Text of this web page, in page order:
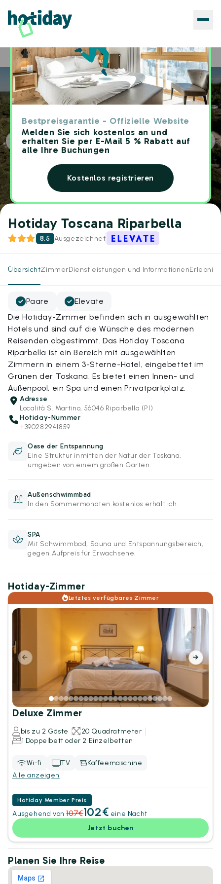
Bestpreisgarantie - Offizielle Website
Melden Sie sich kostenlos an und
erhalten Sie per E-Mail 5 % Rabatt auf
alle Ihre Buchungen
Kostenlos registrieren
Home Hotels Hotiday Toscana Riparbella
Hotiday Toscana Riparbella
8.5 Ausgezeichnet
ÜbersichtZimmerDienstleistungen und Informationen
Paare
Elevate
Die Hotiday-Zimmer befinden sich in ausgewählten
Hotels und sind auf die Wünsche des modernen
Reisenden abgestimmt. Das Hotiday Toscana
Riparbella ist ein Bereich mit ausgewählten
Zimmern in einem 3-Sterne-Hotel, eingebettet im
Grünen der Toskana. Es bietet einen Innen- und
Außenpool, ein Spa und einen Privatparkplatz.
Adresse
Località S. Martino, 56046 Riparbella (PI)
Hotiday-Nummer
+390282941859
Oase der Entspannung
Eine Struktur inmitten der Natur der Toskana,
umgeben von einem großen Garten.
Außenschwimmbad
In den Sommermonaten kostenlos erhältlich.
SPA
Mit Schwimmbad, Sauna und Entspannungsbereich,
gegen Aufpreis für Erwachsene.
Hotiday-Zimmer
Letztes verfügbares Zimmer
Deluxe Zimmer
bis zu 2 Gäste
20 Quadratmeter
1 Doppelbett oder 2 Einzelbetten
Wi-fi TV
Kaffeemaschine
Alle anzeigen
Hotiday Member Preis
Ausgehend von 107€102€ eine Nacht
Jetzt buchen
Planen Sie Ihre Reise